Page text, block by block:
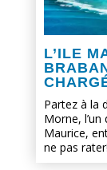
L’ILE
Partez à la
Morne, l’un
Maurice,
ne pas rater!